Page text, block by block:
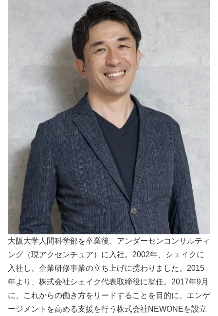
大阪大学人間科学部を卒業後、アンダーセンコンサルティ
ング（現アクセンチュア）に入社。2002年、シェイクに
入社し、企業研修事業の立ち上げに携わりました。2015
年より、株式会社シェイク代表取締役に就任。2017年9月
に、これからの働き方をリードすることを目的に、エンゲ
ージメントを高める支援を行う株式会社NEWONEを設立